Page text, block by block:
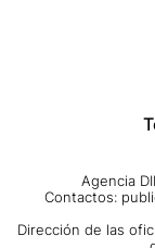
Agencia
Contactos:
Dirección de las